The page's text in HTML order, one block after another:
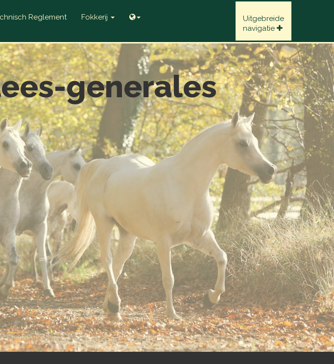
Reglement Fokkerij
Uitgebreide
navigatie
generales